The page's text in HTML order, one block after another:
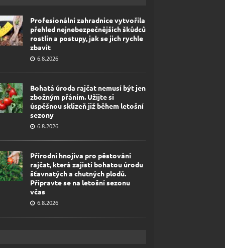
Profesionální zahradnice vytvořila
přehled nejnebezpečnějších škůdců
rostlin a postupy, jak se jich rychle
zbavit
6.8.2026
Bohatá úroda rajčat nemusí být jen
zbožným přáním. Užijte si
úspěšnou sklizeň již během letošní
sezony
6.8.2026
Přírodní hnojiva pro pěstování
rajčat, která zajistí bohatou úrodu
šťavnatých a chutných plodů.
Připravte se na letošní sezonu
včas
6.8.2026